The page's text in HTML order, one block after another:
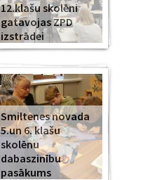
12.klašu skolēni
gatavojas ZPD
izstrādei
Smiltenes novada
5.un 6. klašu
skolēnu
dabaszinību
pasākums